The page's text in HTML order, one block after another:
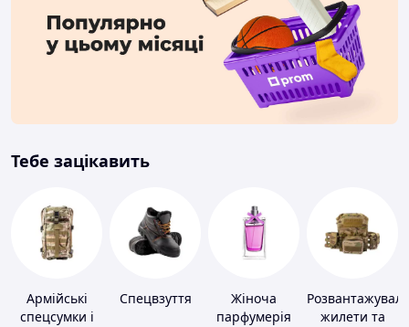
Тебе зацікавить
Армійські
спецсумки і
Спецвзуття
Жіноча
парфумерія
жилети та